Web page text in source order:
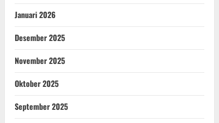
Januari 2026
Desember 2025
November 2025
Oktober 2025
September 2025